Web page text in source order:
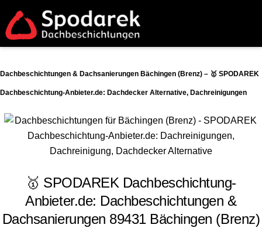
Dachbeschichtungen & Dachsanierungen Bächingen (Brenz) – 🥇 SPODAREK
Dachbeschichtung-Anbieter.de: Dachdecker Alternative, Dachreinigungen
🥇 SPODAREK Dachbeschichtung-
Anbieter.de: Dachbeschichtungen &
Dachsanierungen 89431 Bächingen (Brenz)